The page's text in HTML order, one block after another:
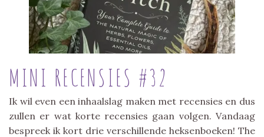
MINI RECENSIES #32
Ik wil even een inhaalslag maken met recensies en dus
zullen er wat korte recensies gaan volgen. Vandaag
bespreek ik kort drie verschillende heksenboeken! The